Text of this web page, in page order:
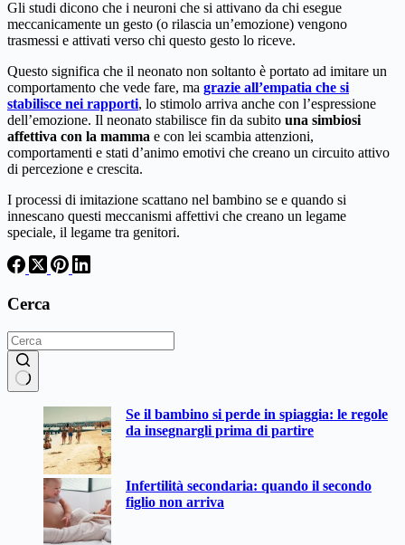
Gli studi dicono che i neuroni che si attivano da chi esegue
meccanicamente un gesto (o rilascia un’emozione) vengono
trasmessi e attivati verso chi questo gesto lo riceve.
Questo significa che il neonato non soltanto è portato ad imitare un
comportamento che vede fare, ma grazie all’empatia che si
stabilisce nei rapporti, lo stimolo arriva anche con l’espressione
dell’emozione. Il neonato stabilisce fin da subito una simbiosi
affettiva con la mamma e con lei scambia attenzioni,
comportamenti e stati d’animo emotivi che creano un circuito attivo
di percezione e crescita.
I processi di imitazione scattano nel bambino se e quando si
innescano questi meccanismi affettivi che creano un legame
speciale, il legame tra genitori.
Cerca
Se il bambino si perde in spiaggia: le regole
da insegnargli prima di partire
Infertilità secondaria: quando il secondo
figlio non arriva